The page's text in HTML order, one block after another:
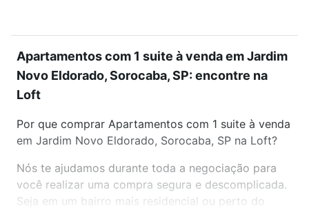
Apartamentos com 1 suite à venda em Jardim
Novo Eldorado, Sorocaba, SP: encontre na
Loft
Por que comprar Apartamentos com 1 suite à venda
em Jardim Novo Eldorado, Sorocaba, SP na Loft?
Nós te ajudamos durante toda a negociação para
você realizar uma compra segura e descomplicada.
Seja em um bairro mais residencial ou perto do